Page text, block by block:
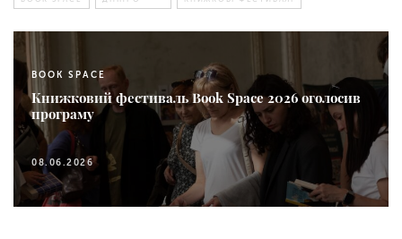
BOOK SPACE
Книжковий фестиваль Book Space 2026 оголосив
програму
08.06.2026